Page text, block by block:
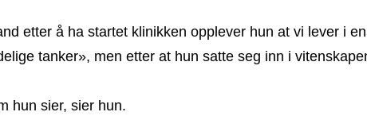
etter å ha startet klinikken opplever hun at vi lever i
tanker», men etter at hun satte seg inn i
hun sier, sier hun.